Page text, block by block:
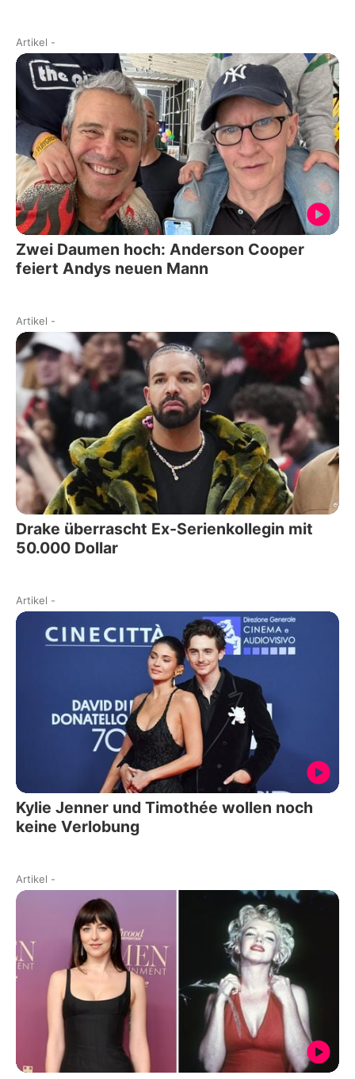
Artikel -
Zwei Daumen hoch: Anderson Cooper
feiert Andys neuen Mann
Artikel -
Drake überrascht Ex-Serienkollegin mit
50.000 Dollar
Artikel -
Kylie Jenner und Timothée wollen noch
keine Verlobung
Artikel -